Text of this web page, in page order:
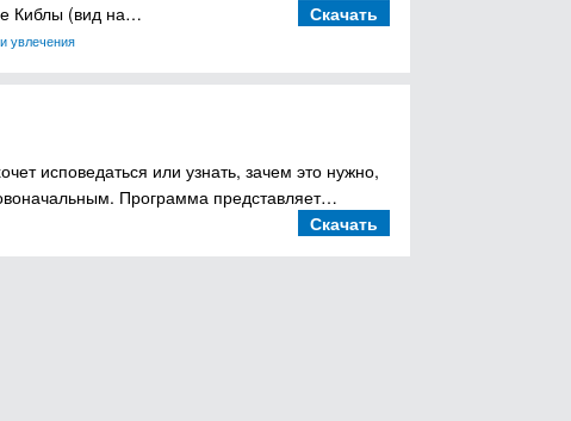
Киблы (вид на…
Скачать
увлечения
исповедаться или узнать, зачем это нужно,
Программа представляет…
Скачать